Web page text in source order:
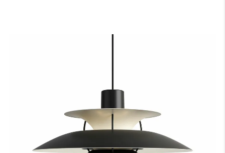
テーブル天板と器具の間の高さでこちらは任意の寸法となります。ル
イスポールセンでは、テーブル上の照度や、視界に入る照明器具が美
しく見える位置等を考慮し、60〜70cmを推奨しております。
C：受け側のボディ高さ